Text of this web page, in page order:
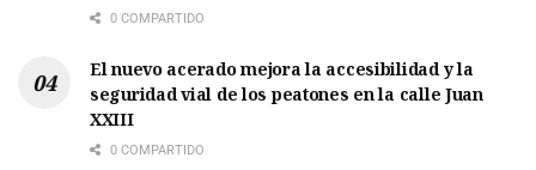
0 COMPARTIDO
El nuevo acerado mejora la accesibilidad y la
seguridad vial de los peatones en la calle Juan
XXIII
0 COMPARTIDO